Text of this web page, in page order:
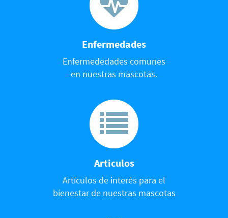
Enfermedades
Enfermededades comunes
en nuestras mascotas.
Articulos
Artículos de interés para el
bienestar de nuestras mascotas